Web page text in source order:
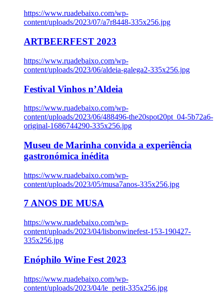
https://www.ruadebaixo.com/wp-
content/uploads/2023/07/a7r8448-335x256.jpg
ARTBEERFEST 2023
https://www.ruadebaixo.com/wp-
content/uploads/2023/06/aldeia-galega2-335x256.jpg
Festival Vinhos n’Aldeia
https://www.ruadebaixo.com/wp-
content/uploads/2023/06/488496-the20spot20pt_04-5b72a6-
original-1686744290-335x256.jpg
Museu de Marinha convida a experiência
gastronómica inédita
https://www.ruadebaixo.com/wp-
content/uploads/2023/05/musa7anos-335x256.jpg
7 ANOS DE MUSA
https://www.ruadebaixo.com/wp-
content/uploads/2023/04/lisbonwinefest-153-190427-
335x256.jpg
Enóphilo Wine Fest 2023
https://www.ruadebaixo.com/wp-
content/uploads/2023/04/le_petit-335x256.jpg